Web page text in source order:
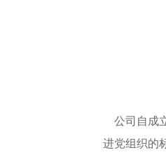
公司自成
进党组织的